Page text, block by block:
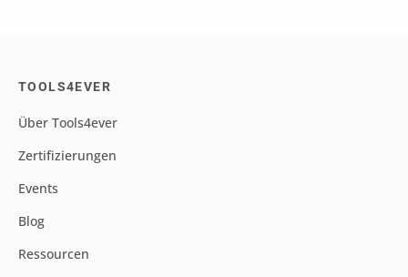
TOOLS4EVER
Über Tools4ever
Zertifizierungen
Events
Blog
Ressourcen